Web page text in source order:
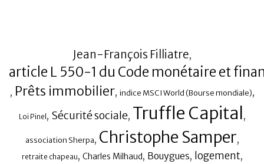
Jean-François Filliatre,
article L 550-1 du Code monétaire et
, Prêts immobilier, indice MSCI World (Bourse mondiale),
Loi Pinel , Sécurité sociale, Truffle Capital ,
association Sherpa, Christophe Samper,
retraite chapeau, Charles Milhaud, Bouygues, logement,